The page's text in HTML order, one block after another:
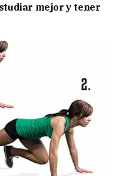
mejor y tener